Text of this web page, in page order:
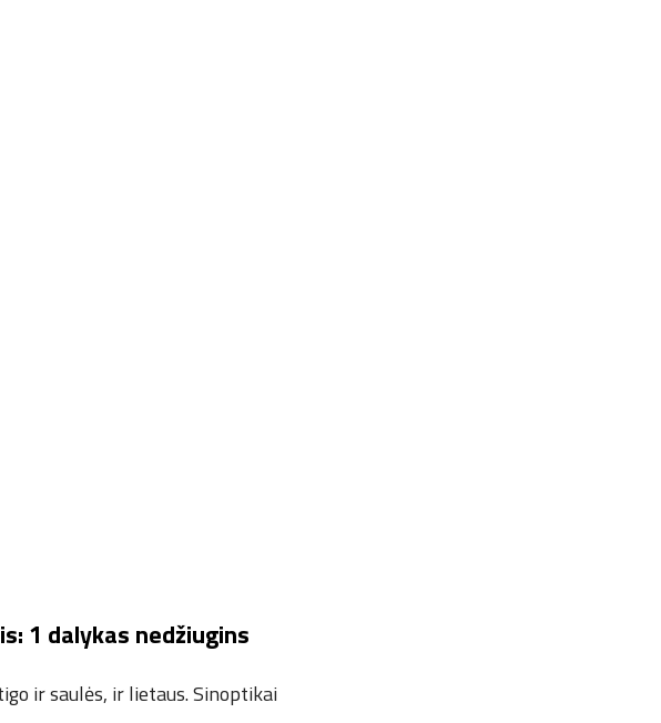
1 dalykas nedžiugins
ir saulės, ir lietaus. Sinoptikai